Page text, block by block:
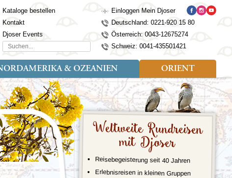
Kataloge bestellen
Kontakt
Djoser Events
Suchen...
Einloggen Mein Djoser
Deutschland: 0221-920 15 80
Österreich: 0043-12675274
Schweiz: 0041-435501421
Kosovo
Kroatien
Lettland
Litauen
Madeira
Mazedonien
Montenegro
Polen
Bhutan
China
Indien
Indonesien
Japan
Kambodscha
Kasachstan
Kirgistan
Nepal
Seidenstraße
Singapur
Sri Lanka
Thailand
Tibet
& OZEANIEN
Reise
Reisen (4)
Family (2)
Länder
Alaska
Australien
Kanada
Neuseeland
ORIENT
Art der Reise
Djoser Reisen (5)
Djoser Family (5)
Wander- und Fahrradreisen
(2)
Länder
Ägypten
Israel
Marokko
Oman
Weltweite Rundreisen
mit Djoser
Reisebegeisterung seit 40 Jahren
Erlebnisreisen in kleinen Gruppen